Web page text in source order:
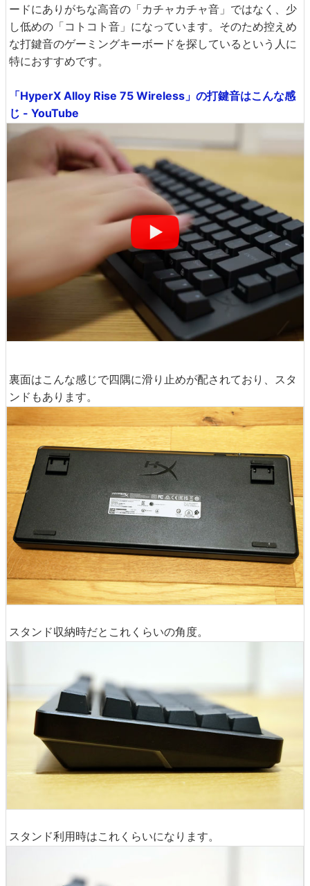
ードにありがちな高音の「カチャカチャ音」ではなく、少
し低めの「コトコト音」になっています。そのため控えめ
な打鍵音のゲーミングキーボードを探しているという人に
特におすすめです。
「HyperX Alloy Rise 75 Wireless」の打鍵音はこんな感
じ - YouTube
裏面はこんな感じで四隅に滑り止めが配されており、スタ
ンドもあります。
スタンド収納時だとこれくらいの角度。
スタンド利用時はこれくらいになります。